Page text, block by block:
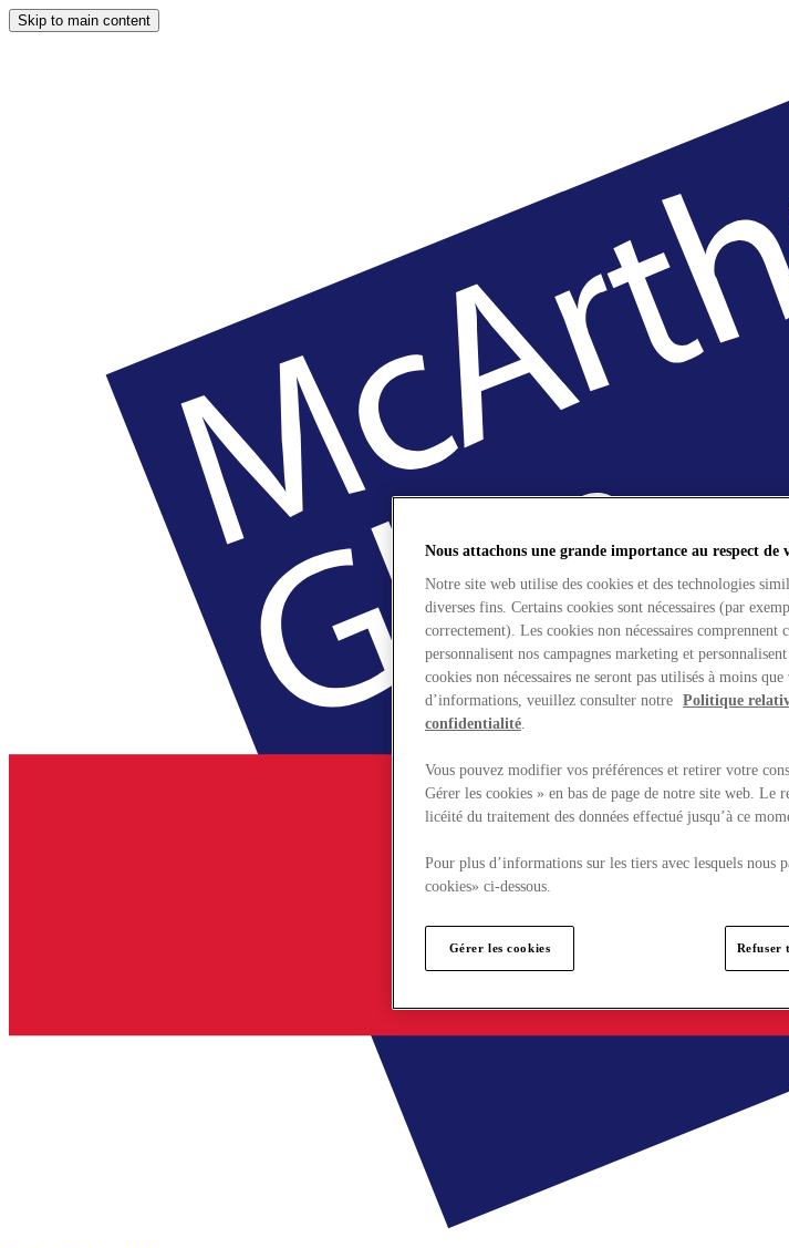
Skip to main content
Nous attachons une grande importance au respect de
Notre site web utilise des cookies et des technologies
diverses fins. Certains cookies sont nécessaires (par
correctement). Les cookies non nécessaires
personnalisent nos campagnes marketing et
cookies non nécessaires ne seront pas utilisés à moins
d’informations, veuillez consulter notre Politique
confidentialité.
Vous pouvez modifier vos préférences et retirer votre
Gérer les cookies » en bas de page de notre site web. Le
licéité du traitement des données effectué jusqu’à ce
Pour plus d’informations sur les tiers avec lesquels nous
cookies» ci-dessous.
Gérer les cookies Refuser